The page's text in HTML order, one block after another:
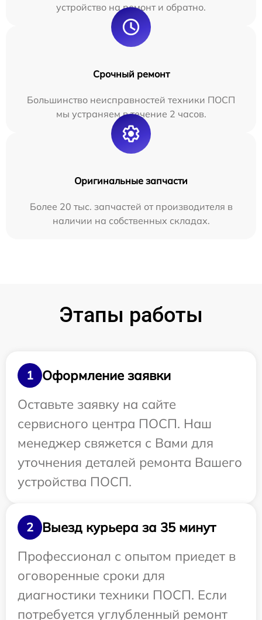
устройство на ремонт и обратно.
Срочный ремонт
Большинство неисправностей техники ПОСП
мы устраняем в течение 2 часов.
Оригинальные запчасти
Более 20 тыс. запчастей от производителя в
наличии на собственных складах.
Этапы работы
1
Оформление заявки
Оставьте заявку на сайте
сервисного центра ПОСП. Наш
менеджер свяжется с Вами для
уточнения деталей ремонта Вашего
устройства ПОСП.
2
Выезд курьера за 35 минут
Профессионал с опытом приедет в
оговоренные сроки для
диагностики техники ПОСП. Если
потребуется углубленный ремонт